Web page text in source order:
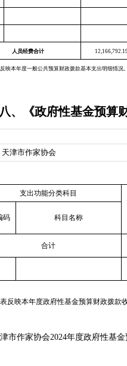
人员经费合计
映本年度一般公共预算财政拨款基本支出明细情况
八、《政府性基金预算
天津市作家协会
支出功能分类科目
码 科目名称
合计
反映本年度政府性基金预算财政拨款
市作家协会2024年度政府性基